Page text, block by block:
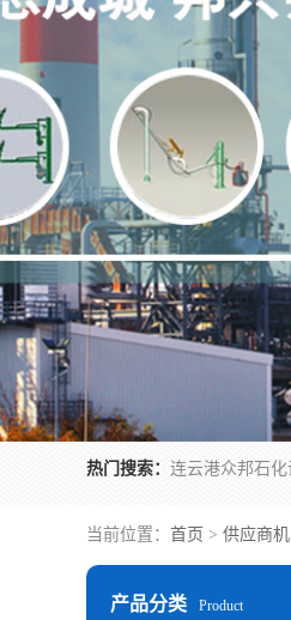
热门搜索：
当前位置： 首页 > 供应商机
产品分类 Product